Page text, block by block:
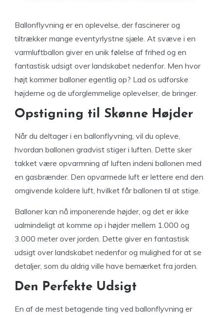
Ballonflyvning er en oplevelse, der fascinerer og
tiltrækker mange eventyrlystne sjæle. At svæve i en
varmluftballon giver en unik følelse af frihed og en
fantastisk udsigt over landskabet nedenfor. Men hvor
højt kommer balloner egentlig op? Lad os udforske
højderne og de uforglemmelige oplevelser, de bringer.
Opstigning til Skønne Højder
Når du deltager i en ballonflyvning, vil du opleve,
hvordan ballonen gradvist stiger i luften. Dette sker
takket være opvarmning af luften indeni ballonen med
en gasbrænder. Den opvarmede luft er lettere end den
omgivende koldere luft, hvilket får ballonen til at stige.
Balloner kan nå imponerende højder, og det er ikke
ualmindeligt at komme op i højder mellem 1.000 og
3.000 meter over jorden. Dette giver en fantastisk
udsigt over landskabet nedenfor og mulighed for at se
detaljer, som du aldrig ville have bemærket fra jorden.
Den Perfekte Udsigt
En af de mest betagende ting ved ballonflyvning er